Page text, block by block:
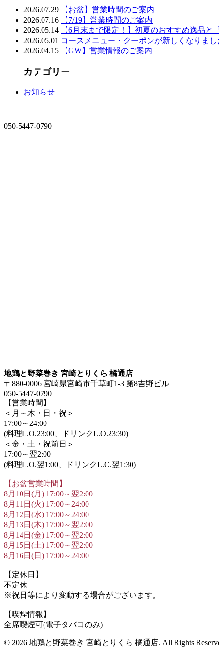
2026.07.29
【お盆】営業時間のご案内
2026.07.16
【7/19】営業時間のご案内
2026.05.14
【6月末まで限定！】初夏のおすすめ逸品と
2026.05.01 コースメニュー・クーポンが新しくなりまし
2026.04.15
【GW】営業情報のご案内
カテゴリー
お知らせ
050-5447-0790
地鶏と野菜巻き 宮崎とりくら 橘通店
〒880-0006 宮崎県宮崎市千草町1-3 第8吉野ビル
050-5447-0790
【営業時間】
＜月～木・日・祝＞
17:00～24:00
(料理L.O.23:00、ドリンクL.O.23:30)
＜金・土・祝前日＞
17:00～翌2:00
(料理L.O.翌1:00、ドリンクL.O.翌1:30)
【お盆営業時間】
8月10日(月) 17:00～翌2:00
8月11日(火) 17:00～24:00
8月12日(水) 17:00～24:00
8月13日(木) 17:00～翌2:00
8月14日(金) 17:00～翌2:00
8月15日(土) 17:00～翌2:00
8月16日(日) 17:00～24:00
【定休日】
不定休
※祝日等により変動する場合がございます。
【喫煙情報】
全席喫煙可(電子タバコのみ)
© 2026 地鶏と野菜巻き 宮崎とりくら 橘通店. All Rights